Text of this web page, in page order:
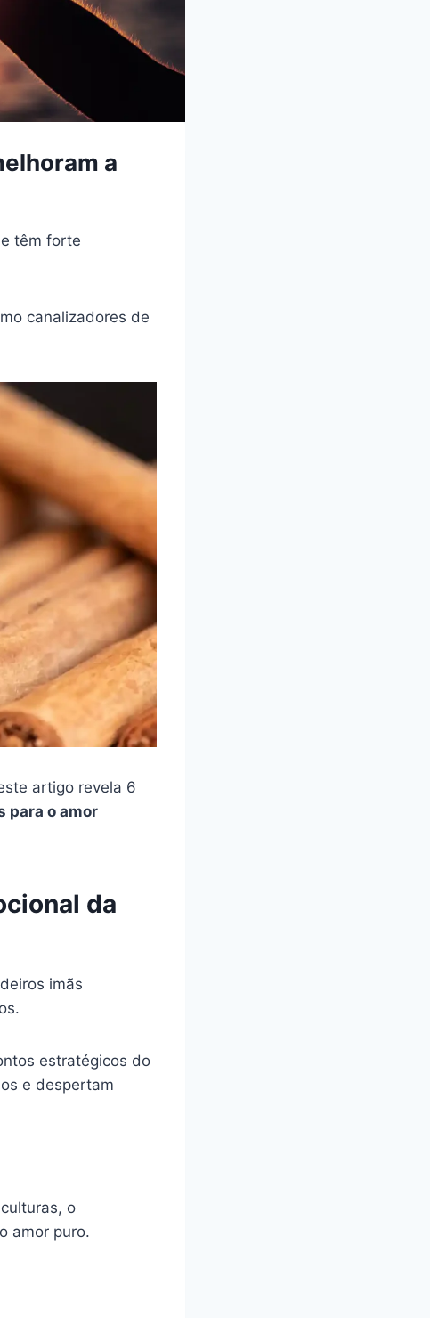
a
têm forte
canalizadores de
artigo revela 6
para o amor
da
imãs
estratégicos do
e despertam
o
amor puro.